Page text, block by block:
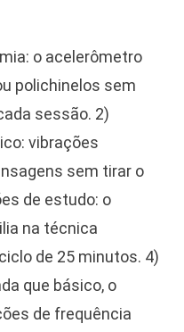
o acelerômetro
polichinelos sem
sessão. 2)
vibrações
sem tirar o
de estudo: o
na técnica
de 25 minutos. 4)
que básico, o
de frequência